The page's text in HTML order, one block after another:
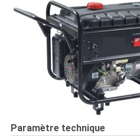
Paramètre technique